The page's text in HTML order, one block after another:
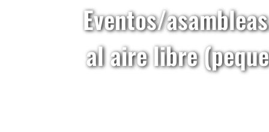
Eventos/
al aire libre